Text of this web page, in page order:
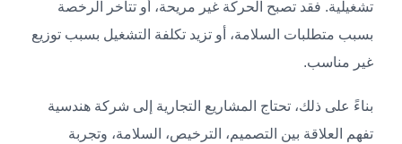
تشغيلية. فقد تصبح الحركة غير مريحة، أو تتأخر الرخصة
بسبب متطلبات السلامة، أو تزيد تكلفة التشغيل بسبب توزيع
غير مناسب.
بناءً على ذلك، تحتاج المشاريع التجارية إلى شركة هندسية
تفهم العلاقة بين التصميم، الترخيص، السلامة، وتجربة